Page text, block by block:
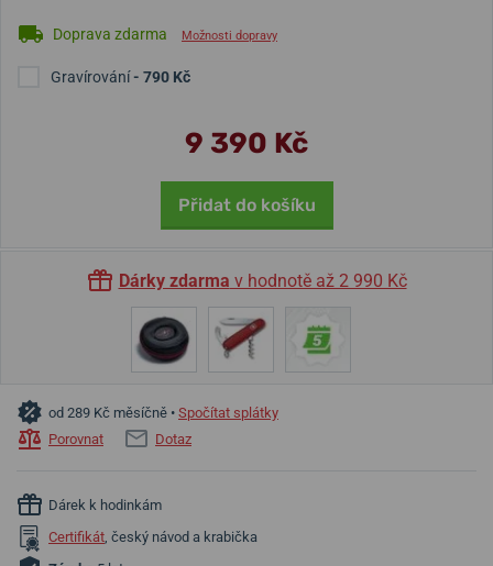
Doprava zdarma Možnosti dopravy
Gravírování- 790 Kč
9 390 Kč
Přidat do košíku
Dárky zdarma v hodnotě až 2 990 Kč
od 289 Kč měsíčně • Spočítat splátky
Porovnat
Dotaz
Dárek k hodinkám
Certifikát, český návod a krabička